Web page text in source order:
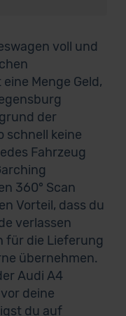
voll und
Menge Geld,
der
schnell keine
Fahrzeug
360° Scan
Vorteil, dass du
verlassen
für die Lieferung
übernehmen.
Audi A4
deine
du auf